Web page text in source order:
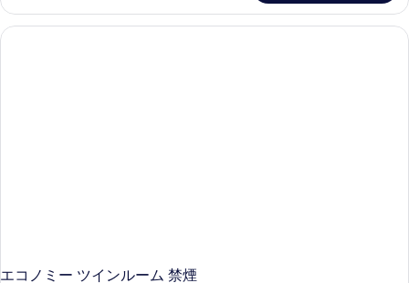
ル
ー
ム
エコノミー ツインルーム 禁煙